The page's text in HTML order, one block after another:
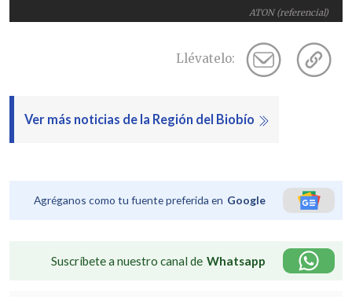
ATON (referencial)
Llévatelo:
Ver más noticias de la Región del Biobío
Agréganos como tu fuente preferida en Google
Suscríbete a nuestro canal de Whatsapp